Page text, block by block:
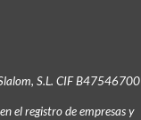
S.L. CIF B47546700
el registro de empresas y